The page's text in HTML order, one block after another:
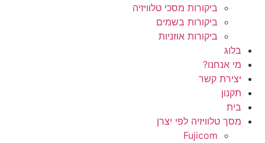
ביקורות מסכי טלוויזיה
ביקורות בשמים
ביקורות אוזניות
בלוג
מי אנחנו?
יצירת קשר
תקנון
בית
מסך טלוויזיה לפי יצרן
Fujicom